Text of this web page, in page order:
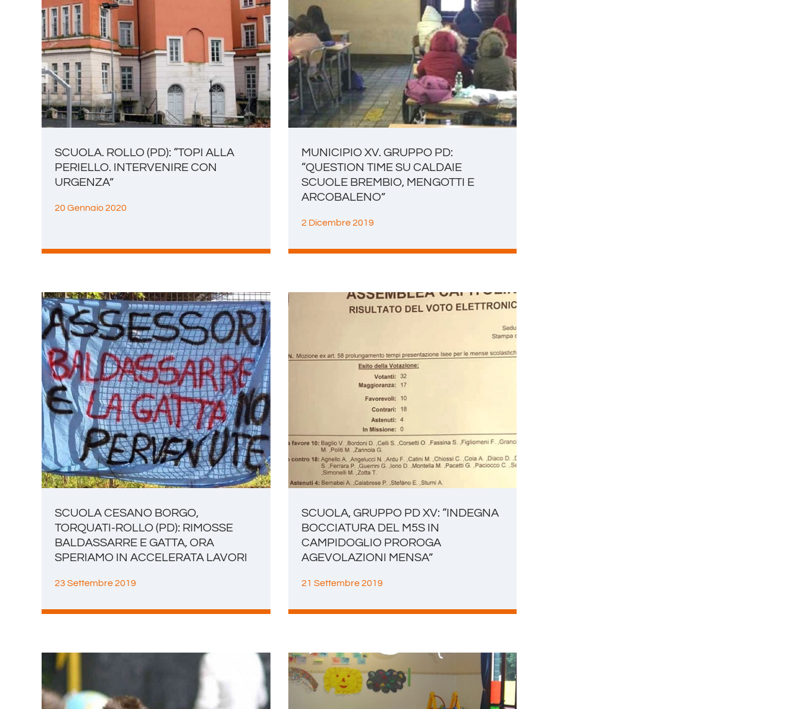
SCUOLA. ROLLO (PD): “TOPI ALLA
PERIELLO. INTERVENIRE CON
URGENZA”
20 Gennaio 2020
MUNICIPIO XV. GRUPPO PD:
“QUESTION TIME SU CALDAIE
SCUOLE BREMBIO, MENGOTTI E
ARCOBALENO”
2 Dicembre 2019
SCUOLA CESANO BORGO,
TORQUATI-ROLLO (PD): RIMOSSE
BALDASSARRE E GATTA, ORA
SPERIAMO IN ACCELERATA LAVORI
23 Settembre 2019
SCUOLA, GRUPPO PD XV: “INDEGNA
BOCCIATURA DEL M5S IN
CAMPIDOGLIO PROROGA
AGEVOLAZIONI MENSA”
21 Settembre 2019